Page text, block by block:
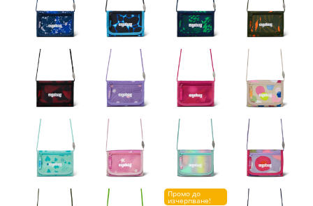
Промо до
изчерпване!